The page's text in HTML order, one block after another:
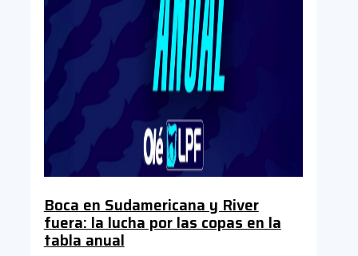
Boca en Sudamericana y River
fuera: la lucha por las copas en la
tabla anual